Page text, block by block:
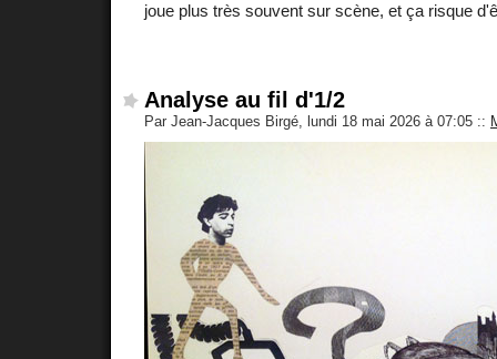
joue plus très souvent sur scène, et ça risque
Analyse au fil d'1/2
Par Jean-Jacques Birgé, lundi 18 mai 2026 à 07:05 ::